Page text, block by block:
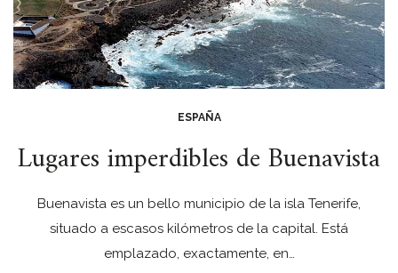
ESPAÑA
Lugares imperdibles de Buenavista
Buenavista es un bello municipio de la isla Tenerife,
situado a escasos kilómetros de la capital. Está
emplazado, exactamente, en…